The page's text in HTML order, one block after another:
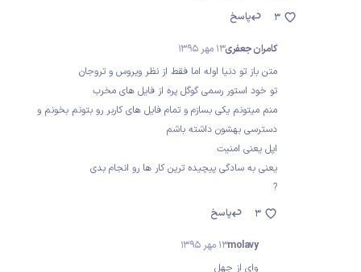
پاسخ
3
کامران جعفری13 مهر 1395
متن باز تو دنیا اوله اما فقط از نظر ویروس و تروجان
تو خود استور رسمی گوگل پره از فایل های مخرب
منم میتونم یکی بسازم و تمام فایل های کاربر رو بتونم بخونم و
دسترسی بهشون داشته باشم
اپل یعنی امنیت
یعنی به سادگی پیچیده ترین کار ها رو انجام بدی
?
پاسخ
3
molavy13 مهر 1395
وای از جهل